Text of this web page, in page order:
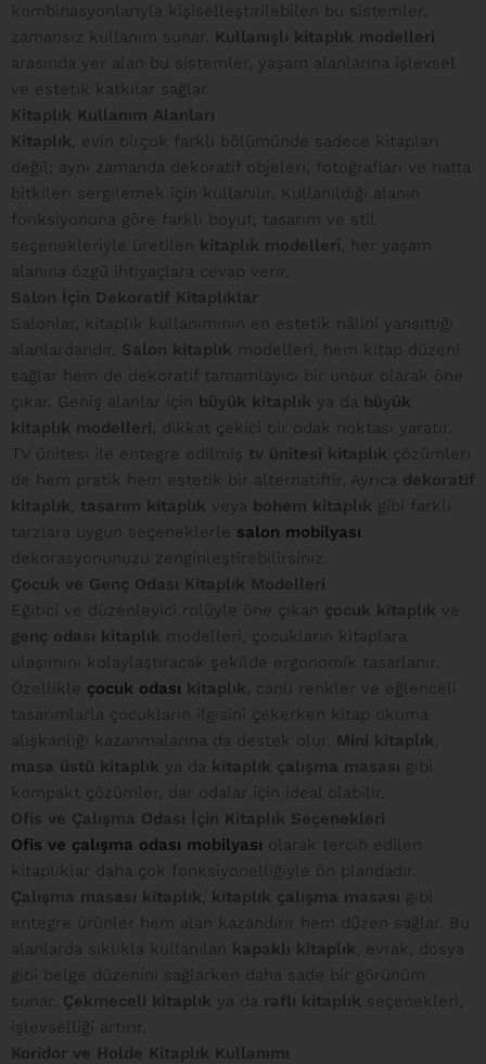
kombinasyonlarıyla kişiselleştirilebilen bu sistemler,
zamansız kullanım sunar. Kullanışlı kitaplık modelleri
arasında yer alan bu sistemler, yaşam alanlarına işlevsel
ve estetik katkılar sağlar.
Kitaplık Kullanım Alanları
Kitaplık, evin birçok farklı bölümünde sadece kitapları
değil; aynı zamanda dekoratif objeleri, fotoğrafları ve hatta
bitkileri sergilemek için kullanılır. Kullanıldığı alanın
fonksiyonuna göre farklı boyut, tasarım ve stil
seçenekleriyle üretilen kitaplık modelleri, her yaşam
alanına özgü ihtiyaçlara cevap verir.
Salon İçin Dekoratif Kitaplıklar
Salonlar, kitaplık kullanımının en estetik hâlini yansıttığı
alanlardandır. Salon kitaplık modelleri, hem kitap düzeni
sağlar hem de dekoratif tamamlayıcı bir unsur olarak öne
çıkar. Geniş alanlar için büyük kitaplık ya da büyük
kitaplık modelleri, dikkat çekici bir odak noktası yaratır.
TV ünitesi ile entegre edilmiş tv ünitesi kitaplık çözümleri
de hem pratik hem estetik bir alternatiftir. Ayrıca dekoratif
kitaplık, tasarım kitaplık veya bohem kitaplık gibi farklı
tarzlara uygun seçeneklerle salon mobilyası
dekorasyonunuzu zenginleştirebilirsiniz.
Çocuk ve Genç Odası Kitaplık Modelleri
Eğitici ve düzenleyici rolüyle öne çıkan çocuk kitaplık ve
genç odası kitaplık modelleri, çocukların kitaplara
ulaşımını kolaylaştıracak şekilde ergonomik tasarlanır.
Özellikle çocuk odası kitaplık, canlı renkler ve eğlenceli
tasarımlarla çocukların ilgisini çekerken kitap okuma
alışkanlığı kazanmalarına da destek olur. Mini kitaplık,
masa üstü kitaplık ya da kitaplık çalışma masası gibi
kompakt çözümler, dar odalar için ideal olabilir.
Ofis ve Çalışma Odası İçin Kitaplık Seçenekleri
Ofis ve çalışma odası mobilyası olarak tercih edilen
kitaplıklar daha çok fonksiyonelliğiyle ön plandadır.
Çalışma masası kitaplık, kitaplık çalışma masası gibi
entegre ürünler hem alan kazandırır hem düzen sağlar. Bu
alanlarda sıklıkla kullanılan kapaklı kitaplık, evrak, dosya
gibi belge düzenini sağlarken daha sade bir görünüm
sunar. Çekmeceli kitaplık ya da raflı kitaplık seçenekleri,
işlevselliği artırır.
Koridor ve Holde Kitaplık Kullanımı